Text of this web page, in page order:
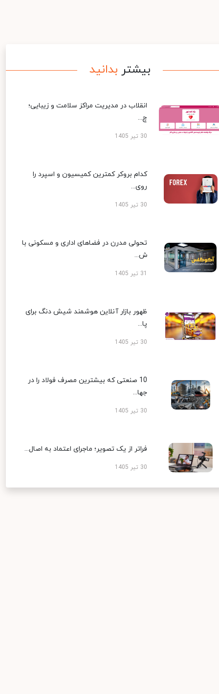
بیشتر بدانید
انقلاب در مدیریت مراکز سلامت و زیبایی؛
چ...
30 تیر 1405
کدام بروکر کمترین کمیسیون و اسپرد را
روی...
30 تیر 1405
تحولی مدرن در فضاهای اداری و مسکونی با
ش...
ظهور بازار آنلاین هوشمند شیش دنگ برای
پا...
30 تیر 1405
10 صنعتی که بیشترین مصرف فولاد را در
جها...
30 تیر 1405
فراتر از یک تصویر؛ ماجرای اعتماد به اصال...
30 تیر 1405